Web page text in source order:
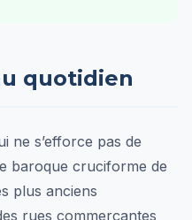
quotidien
ne s’efforce pas de
baroque cruciforme de
plus anciens
rues commerçantes